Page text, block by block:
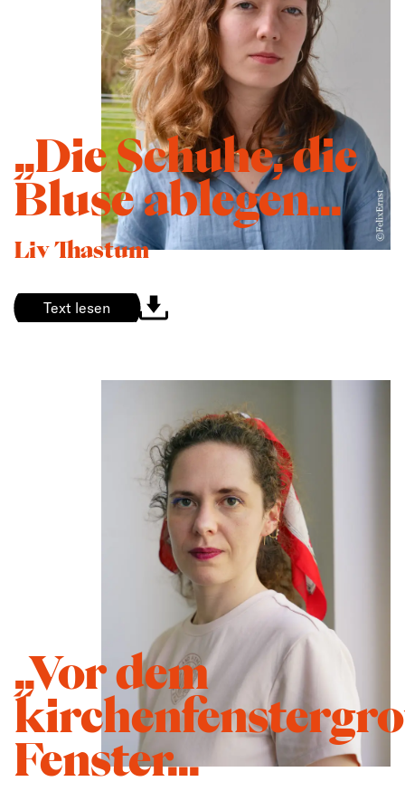
„Die Schuhe, die
Bluse ablegen...
Liv Thastum
Text lesen
„Vor dem
Fenster...